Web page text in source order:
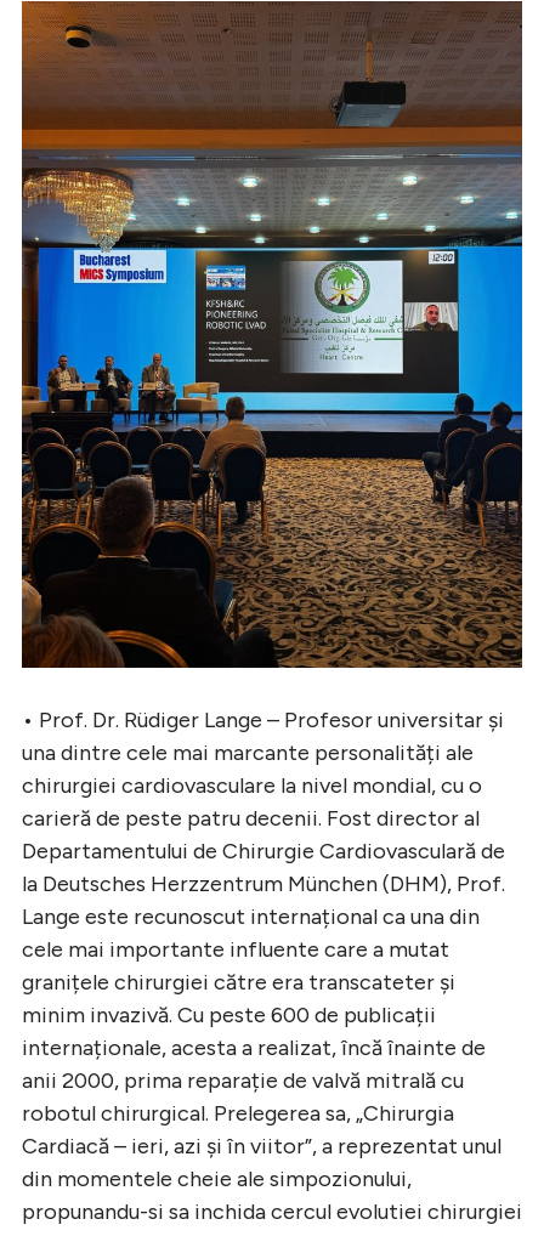
• Prof. Dr. Rüdiger Lange – Profesor universitar și
una dintre cele mai marcante personalități ale
chirurgiei cardiovasculare la nivel mondial, cu o
carieră de peste patru decenii. Fost director al
Departamentului de Chirurgie Cardiovasculară de
la Deutsches Herzzentrum München (DHM), Prof.
Lange este recunoscut internațional ca una din
cele mai importante influente care a mutat
granițele chirurgiei către era transcateter și
minim invazivă. Cu peste 600 de publicații
internaționale, acesta a realizat, încă înainte de
anii 2000, prima reparație de valvă mitrală cu
robotul chirurgical. Prelegerea sa, „Chirurgia
Cardiacă – ieri, azi și în viitor”, a reprezentat unul
din momentele cheie ale simpozionului,
propunandu-si sa inchida cercul evolutiei chirurgiei